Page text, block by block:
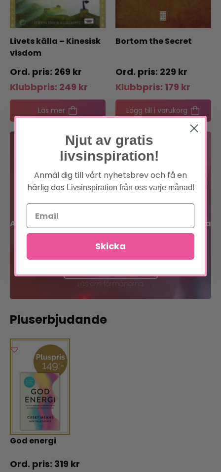
Livets källa – Kinesisk
visdom
269 kr
Klubbpris: 249 kr
Läs mer
Bortom the Secret
229 kr
Klubbpris: 179 kr
Lägg till i varukorg
Bli medlem
Förtur till boknyheter
Allt inom sinne, kropp och själ på en och samma
plats!
Läs om förmånerna
Pluserbjudande
God energi
319 kr
Njut av gratis
livsinspiration!
Anmäl dig till vårt nyhetsbrev och få en
härlig dos Livsinspiration från oss varje månad!
Skicka